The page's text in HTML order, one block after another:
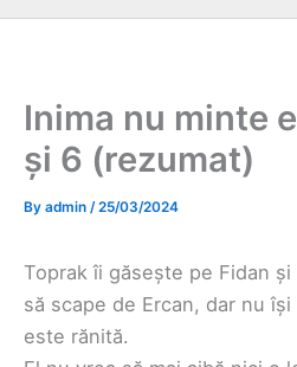
Inima nu minte
și 6 (rezumat)
By admin /25/03/2024
Toprak îi găsește pe Fidan
să scape de Ercan, dar nu își
este rănită.